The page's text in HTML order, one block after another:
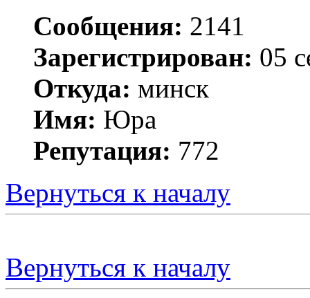
Сообщения: 2141
Зарегистрирован: 05
Откуда: минск
Имя: Юра
Репутация: 772
Вернуться к началу
Вернуться к началу